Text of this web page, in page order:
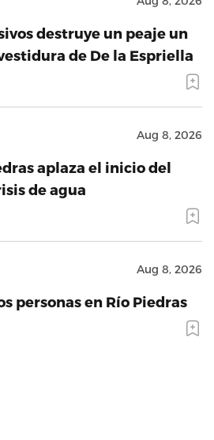
destruye un peaje un
de De la Espriella
Aug 8, 2026
aplaza el inicio del
de agua
Aug 8, 2026
personas en Río Piedras